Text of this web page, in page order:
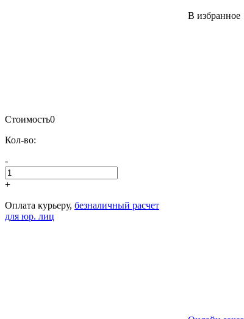
В избранное
Стоимость0
Кол-во:
-
+
Оплата курьеру, безналичный расчет
для юр. лиц